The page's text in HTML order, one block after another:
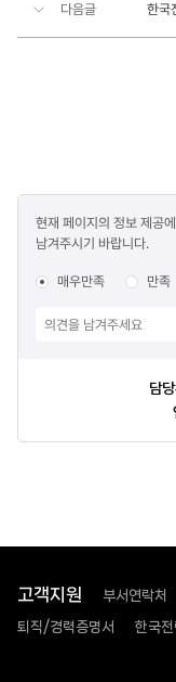
다음글 한국
만족도
조사
현재 페이지의 정보 제공
남겨주시기 바랍니다.
매우만족 만족
담
고객지원 부서연락처
퇴직/경력증명서 한국